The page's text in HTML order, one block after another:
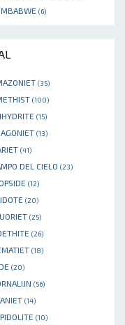
(6)
(35)
(100)
(15)
(13)
(41)
DEL CIELO (23)
(12)
(20)
(25)
(26)
(18)
(20)
(56)
(14)
(10)